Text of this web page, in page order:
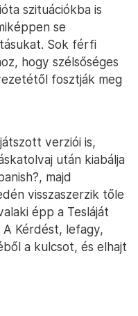
szituációkba is
se
Sok férfi
hogy szélsőséges
fosztják meg
verziói is,
után kiabálja
majd
visszaszerzik tőle
épp a Tesláját
Kérdést, lefagy,
a kulcsot, és elhajt